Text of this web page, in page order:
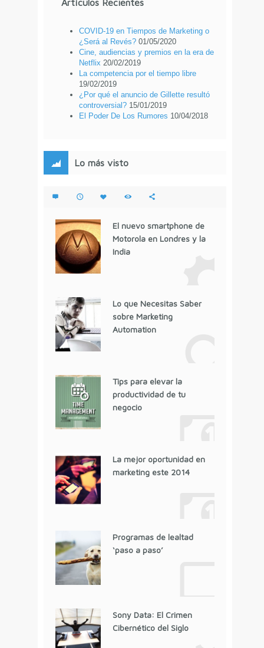
Artículos Recientes
COVID-19 en Tiempos de Marketing o
¿Será al Revés? 01/05/2020
Cine, audiencias y premios en la era de
Netflix 20/02/2019
La competencia por el tiempo libre
19/02/2019
¿Por qué el anuncio de Gillette resultó
controversial? 15/01/2019
El Poder De Los Rumores 10/04/2018
Lo más visto
El nuevo smartphone de
Motorola en Londres y la
India
Lo que Necesitas Saber
sobre Marketing
Automation
Tips para elevar la
productividad de tu
negocio
La mejor oportunidad en
marketing este 2014
Programas de lealtad
‘paso a paso’
Sony Data: El Crimen
Cibernético del Siglo